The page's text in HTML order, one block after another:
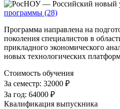
программы (28)
Программа направлена на
поколения специалистов в
прикладного экономического
новых технологических
Стоимость обучения
За семестр: 32000 ₽
За год: 64000 ₽
Квалификация выпускника